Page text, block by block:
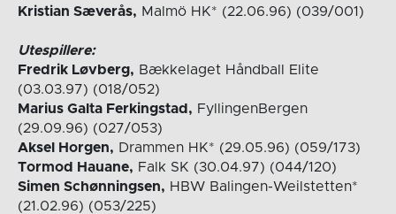
Kristian Sæverås, Malmö HK* (22.06.96) (039/001)
Utespillere:
Fredrik Løvberg, Bækkelaget Håndball Elite
(03.03.97) (018/052)
Marius Galta Ferkingstad, FyllingenBergen
(29.09.96) (027/053)
Aksel Horgen, Drammen HK* (29.05.96) (059/173)
Tormod Hauane, Falk SK (30.04.97) (044/120)
Simen Schønningsen, HBW Balingen-Weilstetten*
(21.02.96) (053/225)